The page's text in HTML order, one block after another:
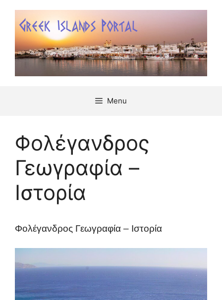
περιεχόμενο
Menu
Φολέγανδρος
Γεωγραφία –
Ιστορία
Φολέγανδρος Γεωγραφία – Ιστορία